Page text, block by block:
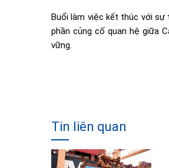
Buổi làm việc kết thúc với sự
phần củng cố quan hệ giữa
vững.
Tin liên quan